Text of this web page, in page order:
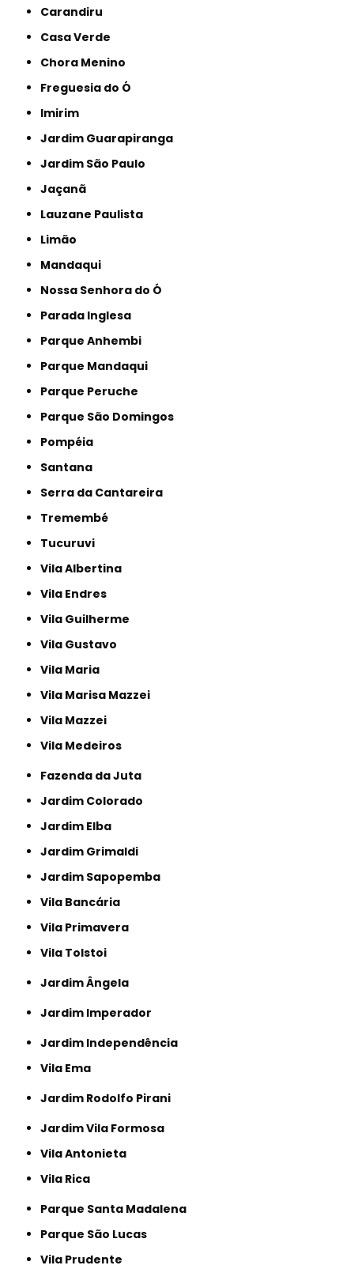
Carandiru
Casa Verde
Chora Menino
Freguesia do Ó
Imirim
Jardim Guarapiranga
Jardim São Paulo
Jaçanã
Lauzane Paulista
Limão
Mandaqui
Nossa Senhora do Ó
Parada Inglesa
Parque Anhembi
Parque Mandaqui
Parque Peruche
Parque São Domingos
Pompéia
Santana
Serra da Cantareira
Tremembé
Tucuruvi
Vila Albertina
Vila Endres
Vila Guilherme
Vila Gustavo
Vila Maria
Vila Marisa Mazzei
Vila Mazzei
Vila Medeiros
Fazenda da Juta
Jardim Colorado
Jardim Elba
Jardim Grimaldi
Jardim Sapopemba
Vila Bancária
Vila Primavera
Vila Tolstoi
Jardim Ângela
Jardim Imperador
Jardim Independência
Vila Ema
Jardim Rodolfo Pirani
Jardim Vila Formosa
Vila Antonieta
Vila Rica
Parque Santa Madalena
Parque São Lucas
Vila Prudente